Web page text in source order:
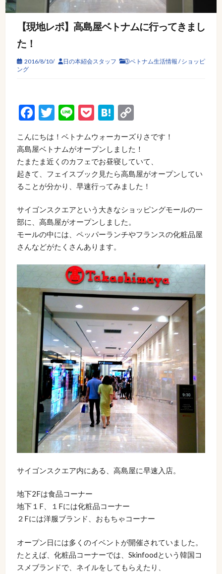
【現地レポ】高島屋ベトナムに行ってきまし
た！
2016/8/10/ 日の本紹会スタッフ ③ベトナム生活情報 /ショッピ
ング
Facebook
Twitter
LinePocketHatena
Copy
こんにちは！ベトナムウォーカーズりさです！
高島屋ベトナムがオープンしました！
たまたま近くのカフェでお昼寝していて、
起きて、フェイスブック見たら高島屋がオープンしてい
ることが分かり、早速行ってみました！
サイゴンスクエアという大きなショッピングモールの一
部に、高島屋がオープンしました。
モールの中には、ペッパーランチやフランスの化粧品屋
さんなどがたくさんあります。
サイゴンスクエア内にある、高島屋に早速入店。
地下2Fは食品コーナー
地下１F、１Fには化粧品コーナー
２Fには洋服ブランド、おもちゃコーナー
オープン日には多くのイベントが開催されていました。
たとえば、化粧品コーナーでは、Skinfoodという韓国コ
スメブランドで、ネイルをしてもらえたり、